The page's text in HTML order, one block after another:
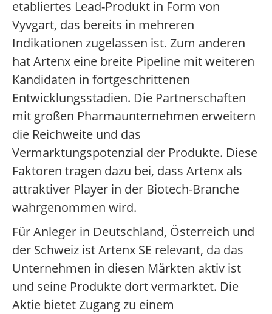
etabliertes Lead-Produkt in Form von
Vyvgart, das bereits in mehreren
Indikationen zugelassen ist. Zum anderen
hat Artenx eine breite Pipeline mit weiteren
Kandidaten in fortgeschrittenen
Entwicklungsstadien. Die Partnerschaften
mit großen Pharmaunternehmen erweitern
die Reichweite und das
Vermarktungspotenzial der Produkte. Diese
Faktoren tragen dazu bei, dass Artenx als
attraktiver Player in der Biotech-Branche
wahrgenommen wird.
Für Anleger in Deutschland, Österreich und
der Schweiz ist Artenx SE relevant, da das
Unternehmen in diesen Märkten aktiv ist
und seine Produkte dort vermarktet. Die
Aktie bietet Zugang zu einem